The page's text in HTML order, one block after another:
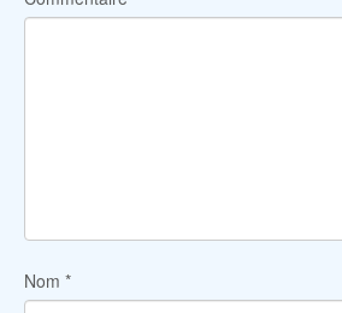
Nom *